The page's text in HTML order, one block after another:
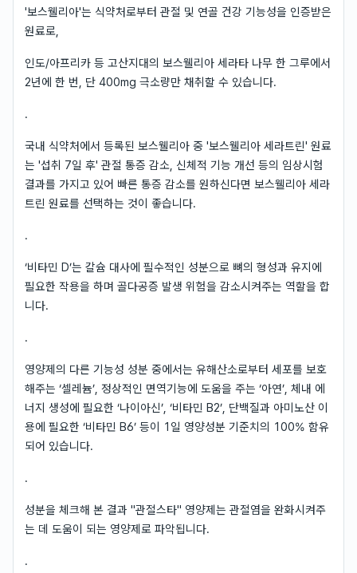
'보스웰리아'는 식약처로부터 관절 및 연골 건강 기능성을 인증받은
원료로,
인도/아프리카 등 고산지대의 보스웰리아 세라타 나무 한 그루에서
2년에 한 번, 단 400mg 극소량만 채취할 수 있습니다.
.
국내 식약처에서 등록된 보스웰리아 중 '보스웰리아 세라트린' 원료
는 '섭취 7일 후' 관절 통증 감소, 신체적 기능 개선 등의 임상시험
결과를 가지고 있어 빠른 통증 감소를 원하신다면 보스웰리아 세라
트린 원료를 선택하는 것이 좋습니다.
.
‘비타민 D’는 칼슘 대사에 필수적인 성분으로 뼈의 형성과 유지에
필요한 작용을 하며 골다공증 발생 위험을 감소시켜주는 역할을 합
니다.
.
영양제의 다른 기능성 성분 중에서는 유해산소로부터 세포를 보호
해주는 ‘셀레늄’, 정상적인 면역기능에 도움을 주는 ‘아연’, 체내 에
너지 생성에 필요한 ‘나이아신’, ‘비타민 B2’, 단백질과 아미노산 이
용에 필요한 ‘비타민 B6’ 등이 1일 영양성분 기준치의 100% 함유
되어 있습니다.
.
성분을 체크해 본 결과 "관절스타" 영양제는 관절염을 완화시켜주
는 데 도움이 되는 영양제로 파악됩니다.
.